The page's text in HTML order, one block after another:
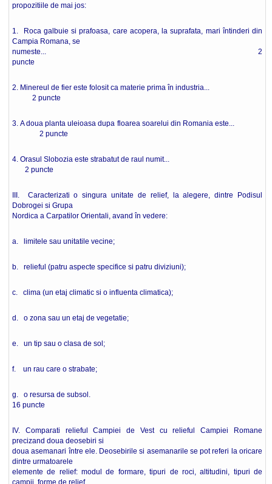
propozitiile de mai jos:
1. Roca galbuie si prafoasa, care acopera, la suprafata, mari întinderi din
Campia Romana, se
numeste... 2
puncte
2. Minereul de fier este folosit ca materie prima în industria...
2 puncte
3. A doua planta uleioasa dupa floarea soarelui din Romania este...
2 puncte
4. Orasul Slobozia este strabatut de raul numit...
2 puncte
III. Caracterizati o singura unitate de relief, la alegere, dintre Podisul
Dobrogei si Grupa
Nordica a Carpatilor Orientali, avand în vedere:
a. limitele sau unitatile vecine;
b. relieful (patru aspecte specifice si patru diviziuni);
c. clima (un etaj climatic si o influenta climatica);
d. o zona sau un etaj de vegetatie;
e. un tip sau o clasa de sol;
f. un rau care o strabate;
g. o resursa de subsol.
16 puncte
IV. Comparati relieful Campiei de Vest cu relieful Campiei Romane
precizand doua deosebiri si
doua asemanari între ele. Deosebirile si asemanarile se pot referi la oricare
dintre urmatoarele
elemente de relief: modul de formare, tipuri de roci, altitudini, tipuri de
campii, forme de relief,